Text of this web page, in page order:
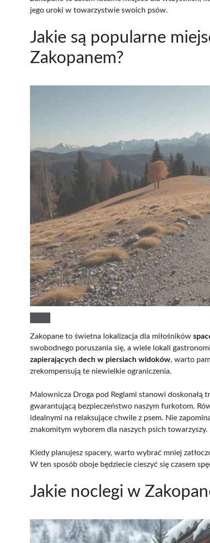
jego uroki w towarzystwie swoich psów.
Jakie są popularne
Zakopanem?
Zakopane to świetna lokalizacja dla miłośników
swobodnego poruszania się, a wiele lokali
zapierających dech w piersiach widoków, warto
zrekompensują te niewielkie ograniczenia.
Malownicza Droga pod Reglami stanowi doskonałą
gwarantującą bezpieczeństwo naszym furkotom.
idealnymi na relaksujące chwile z psem. Nie
znakomitym wyborem dla naszych psich towarzyszy.
Kiedy planujesz spacery, warto wybrać mniej
W ten sposób oboje będziecie cieszyć się czasem
Jakie noclegi w